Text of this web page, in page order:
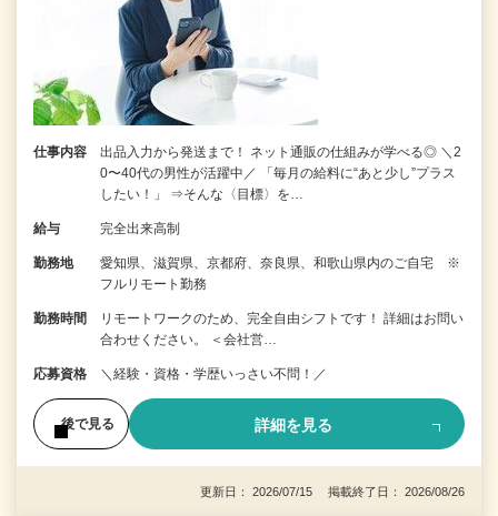
仕事内容
出品入力から発送まで！ ネット通販の仕組みが学べる◎ ＼2
0〜40代の男性が活躍中／ 「毎月の給料に“あと少し”プラス
したい！」 ⇒そんな〈目標〉を…
給与 完全出来高制
勤務地
愛知県、滋賀県、京都府、奈良県、和歌山県内のご自宅 ※
フルリモート勤務
勤務時間
リモートワークのため、完全自由シフトです！ 詳細はお問い
合わせください。 ＜会社営…
応募資格 ＼経験・資格・学歴いっさい不問！／
後で見る 詳細を見る
更新日： 2026/07/15 掲載終了日： 2026/08/26